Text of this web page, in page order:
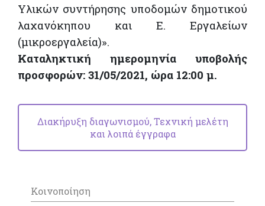
Υλικών συντήρησης υποδομών δημοτικού
λαχανόκηπου και Ε. Εργαλείων
(μικροεργαλεία)».
Καταληκτική ημερομηνία υποβολής
προσφορών: 31/05/2021, ώρα 12:00 μ.
Διακήρυξη διαγωνισμού, Τεχνική μελέτη
και λοιπά έγγραφα
Κοινοποίηση